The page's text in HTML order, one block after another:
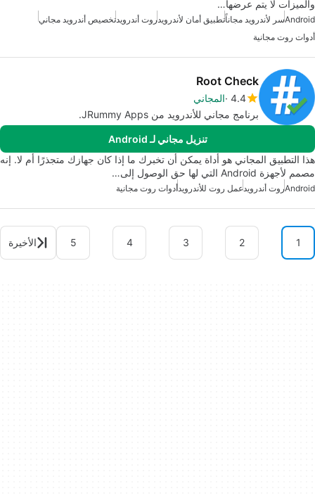
والميزات لا يتم عرضها…
Androidسر لأندرويد مجاناًتطبيق أمان لأندرويدروت أندرويدتخصيص أندرويد مجاني
أدوات روت مجانية
Root Check
4.4 المجاني
برنامج مجاني للأندرويد من JRummy Apps.
تنزيل مجاني لـ Android
هذا التطبيق المجاني هو أداة يمكن أن تخبرك ما إذا كان جهازك متجذرًا أم لا. إنه
مصمم لأجهزة Android التي لها حق الوصول إلى…
Androidروت أندرويدعمل روت للأندرويدأدوات روت مجانية
1
2
3
4
5 الأخيرة